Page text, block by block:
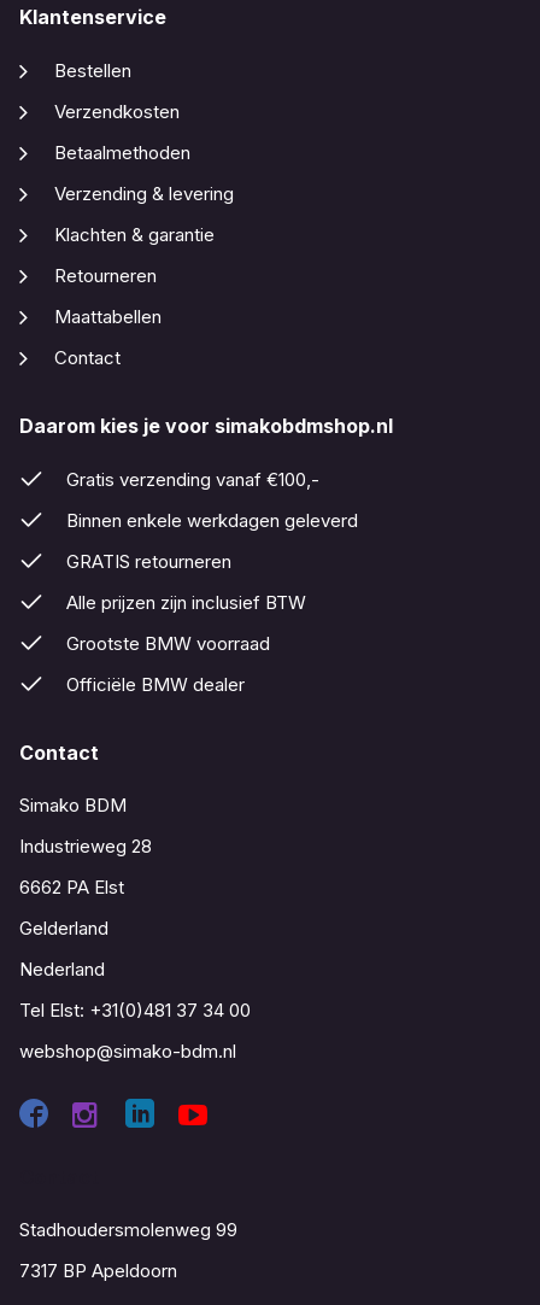
Klantenservice
Bestellen
Verzendkosten
Betaalmethoden
Verzending & levering
Klachten & garantie
Retourneren
Maattabellen
Contact
Daarom kies je voor simakobdmshop.nl
Gratis verzending vanaf €100,-
Binnen enkele werkdagen geleverd
GRATIS retourneren
Alle prijzen zijn inclusief BTW
Grootste BMW voorraad
Officiële BMW dealer
Contact
Simako BDM
Industrieweg 28
6662 PA Elst
Gelderland
Nederland
Tel Elst: +31(0)481 37 34 00
webshop@simako-bdm.nl
Stadhoudersmolenweg 99
7317 BP Apeldoorn